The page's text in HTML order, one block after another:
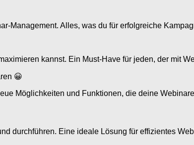
Management. Alles, was du für erfolgreiche
kannst. Ein Must-Have für jeden, der mit
😀
Möglichkeiten und Funktionen, die deine
durchführen. Eine ideale Lösung für effizientes